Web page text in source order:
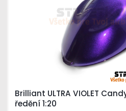
Brilliant ULTRA VIOLET
ředění 1:20